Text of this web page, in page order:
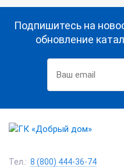
Подпишитесь на
обновление
Тел.: 8 (800) 444-36-74